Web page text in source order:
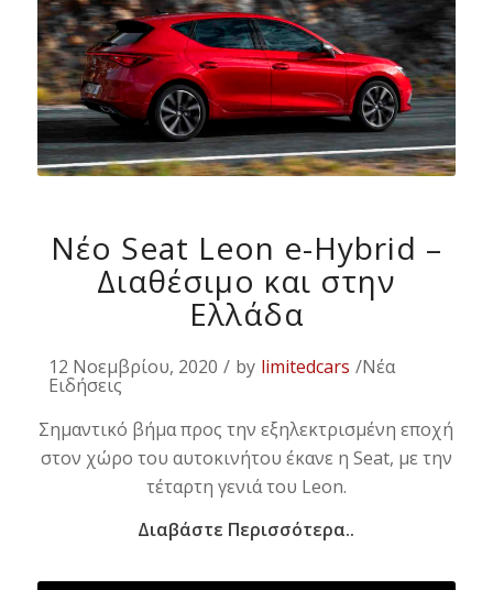
Νέο Seat Leon e-Hybrid –
Διαθέσιμο και στην
Ελλάδα
12 Νοεμβρίου, 2020 / by limitedcars /Νέα
Ειδήσεις
Σημαντικό βήμα προς την εξηλεκτρισμένη εποχή
στον χώρο του αυτοκινήτου έκανε η Seat, με την
τέταρτη γενιά του Leon.
Διαβάστε Περισσότερα..